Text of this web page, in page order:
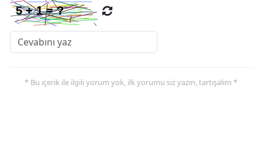
* Bu içerik ile ilgili yorum yok, ilk yorumu siz yazın, tartışalım *